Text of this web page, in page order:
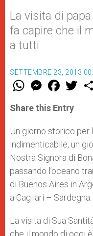
La visita di
fa capire che il
a tutti
SETTEMBRE 23, 2013
W
t
s
p
p
M
e
s
e
g
e
r
F
a
e
b
o
k
w
r
Share this Entry
Un giorno storico per
indimenticabile, un
Nostra Signora di
passando l’oceano
di Buenos Aires in
a Cagliari – Sardegna.
La visita di Sua
che il mondo di oggi